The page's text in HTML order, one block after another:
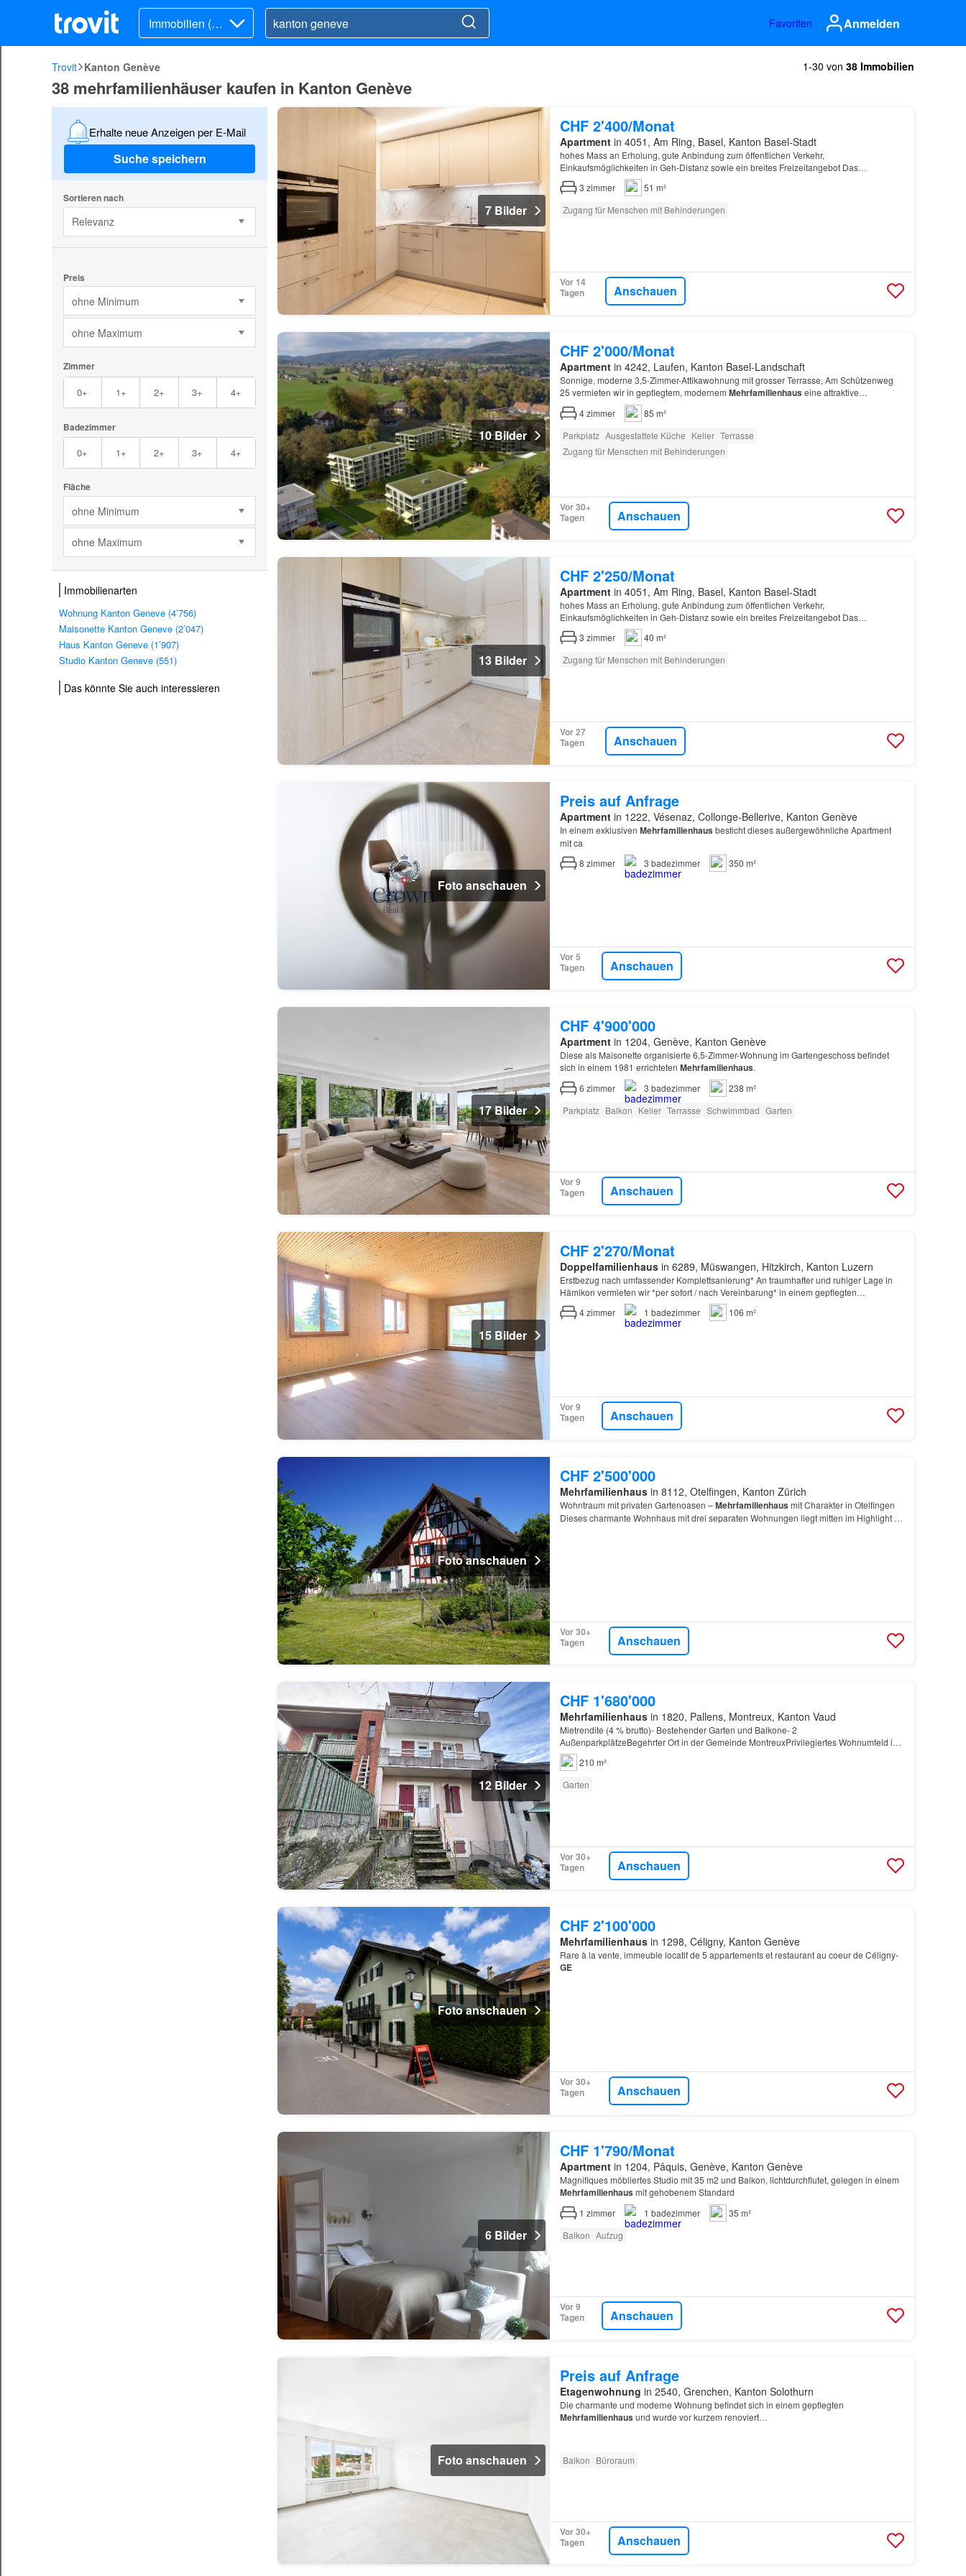
Immobilien (Ka
uf)
Favoriten Anmelden
Trovit Kanton Genève 1-30 von 38 Immobilien
38 mehrfamilienhäuser kaufen in Kanton Genève
Erhalte neue Anzeigen per E-Mail
Suche speichern
Sortieren nach
Relevanz
Preis
ohne Minimum
ohne Maximum
Zimmer
0+ 1+ 2+ 3+ 4+
Badezimmer
0+ 1+ 2+ 3+ 4+
Fläche
ohne Minimum
ohne Maximum
Immobilienarten
Wohnung Kanton Geneve (4’756)
Maisonette Kanton Geneve (2’047)
Haus Kanton Geneve (1’907)
Studio Kanton Geneve (551)
Das könnte Sie auch interessieren
7 Bilder
CHF 2'400/Monat
Apartmentin 4051, Am Ring, Basel, Kanton Basel-Stadt
hohes Mass an Erholung, gute Anbindung zum öffentlichen Verkehr,
Einkaufsmöglichkeiten in Geh-Distanz sowie ein breites Freizeitangebot Das
umgebaute
Mehrfamilienhaus
Concier…
3 zimmer
51 m²
Zugang für Menschen mit Behinderungen
Vor 14
Tagen
Anschauen
10 Bilder
CHF 2'000/Monat
Apartmentin 4242, Laufen, Kanton Basel-Landschaft
Sonnige, moderne 3,5-Zimmer-Attikawohnung mit grosser Terrasse, Am Schützenweg
25 vermieten wir in gepflegtem, modernem Mehrfamilienhaus eine attraktive
Kellerabteil ca…
4zimmer
85 m²
Parkplatz Ausgestattete Küche Keller Terrasse
Zugang für Menschen mit Behinderungen
Vor 30+
Tagen
Anschauen
13 Bilder
CHF 2'250/Monat
Apartmentin 4051, Am Ring, Basel, Kanton Basel-Stadt
hohes Mass an Erholung, gute Anbindung zum öffentlichen Verkehr,
Einkaufsmöglichkeiten in Geh-Distanz sowie ein breites Freizeitangebot Das
umgebaute
Mehrfamilienhaus
Concier…
3 zimmer
40 m²
Zugang für Menschen mit Behinderungen
Vor 27
Tagen
Anschauen
Foto anschauen
Preis auf Anfrage
Apartmentin 1222, Vésenaz, Collonge-Bellerive, Kanton Genève
In einem exklusiven Mehrfamilienhaus besticht dieses außergewöhnliche Apartment
mit ca
8 zimmer 3 badezimmer 350 m²
Vor 5
Tagen
Anschauen
17 Bilder
CHF 4'900'000
Apartmentin 1204, Genève, Kanton Genève
Diese als Maisonette organisierte 6,5-Zimmer-Wohnung im Gartengeschoss befindet
sich in einem 1981 errichteten Mehrfamilienhaus.
6 zimmer 3 badezimmer
238 m²
Parkplatz Balkon Keller Terrasse Schwimmbad Garten
Vor 9
Tagen
Anschauen
15 Bilder
CHF 2'270/Monat
Doppelfamilienhausin 6289, Müswangen, Hitzkirch, Kanton Luzern
Erstbezug nach umfassender Komplettsanierung* An traumhafter und ruhiger Lage in
Hämikon vermieten wir *per sofort / nach Vereinbarung* in einem gepflegten
ZweifamilienhausGäste Toilette mit Lavabo, Unterbaumöbel, Spiegelsch…
4zimmer 1 badezimmer 106 m²
Vor 9
Tagen
Anschauen
Foto anschauen
CHF 2'500'000
Mehrfamilienhausin 8112, Otelfingen, Kanton Zürich
Wohntraum mit privaten Gartenoasen –Mehrfamilienhaus mit Charakter in Otelfingen
Dieses charmante Wohnhaus mit drei separaten Wohnungen liegt mitten im Highlight ist
Vor 30+
Tagen
Anschauen
12 Bilder
CHF 1'680'000
Mehrfamilienhausin 1820, Pallens, Montreux, Kanton Vaud
Mietrendite (4 % brutto)- Bestehender Garten und Balkone- 2
AußenparkplätzeBegehrter Ort in der Gemeinde MontreuxPrivilegiertes Wohnumfeld in
der Nähe des
210 m²
Garten
Vor 30+
Tagen
Anschauen
Foto anschauen
CHF 2'100'000
Mehrfamilienhausin 1298, Céligny, Kanton Genève
Rare à la vente, immeuble locatif de 5 appartements et restaurant au coeur de Céligny-
GE
Vor 30+
Tagen
Anschauen
6 Bilder
CHF 1'790/Monat
Apartmentin 1204, Pâquis, Genève, Kanton Genève
Magnifiques möbliertes Studio mit 35 m2 und Balkon, lichtdurchflutet, gelegen in einem
Mehrfamilienhaus mit gehobenem Standard
1 zimmer 1 badezimmer
35 m²
Balkon Aufzug
Vor 9
Tagen
Anschauen
Foto anschauen
Preis auf Anfrage
Etagenwohnung in 2540, Grenchen, Kanton Solothurn
Die charmante und moderne Wohnung befindet sich in einem gepflegten
Mehrfamilienhaus und wurde vor kurzem renoviert…
Balkon Büroraum
Vor 30+
Tagen
Anschauen